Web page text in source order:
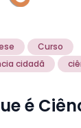
Curso
cidadã
é